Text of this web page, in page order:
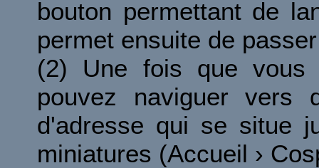
bouton permettant de
permet ensuite de
(2) Une fois que vous
pouvez naviguer vers
d'adresse qui se situe
miniatures (Accueil ›